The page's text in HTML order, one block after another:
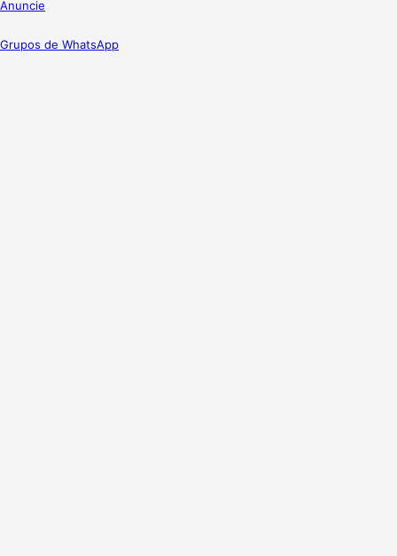
Anuncie
Grupos de WhatsApp